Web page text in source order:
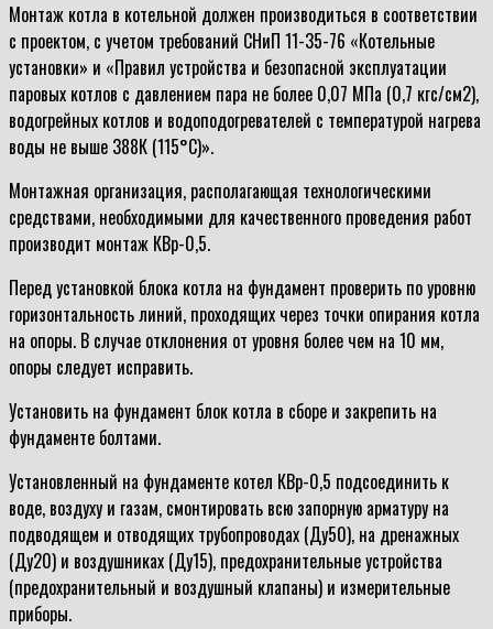
Монтаж котла в котельной должен производиться в соответствии
с проектом, с учетом требований СНиП 11-35-76 «Котельные
установки» и «Правил устройства и безопасной эксплуатации
паровых котлов с давлением пара не более 0,07 МПа (0,7 кгс/см2),
водогрейных котлов и водоподогревателей с температурой нагрева
воды не выше 388К (115°С)».
Монтажная организация, располагающая технологическими
средствами, необходимыми для качественного проведения работ
производит монтаж КВр-0,5.
Перед установкой блока котла на фундамент проверить по уровню
горизонтальность линий, проходящих через точки опирания котла
на опоры. В случае отклонения от уровня более чем на 10 мм,
опоры следует исправить.
Установить на фундамент блок котла в сборе и закрепить на
фундаменте болтами.
Установленный на фундаменте котел КВр-0,5 подсоединить к
воде, воздуху и газам, смонтировать всю запорную арматуру на
подводящем и отводящих трубопроводах (Ду50), на дренажных
(Ду20) и воздушниках (Ду15), предохранительные устройства
(предохранительный и воздушный клапаны) и измерительные
приборы.